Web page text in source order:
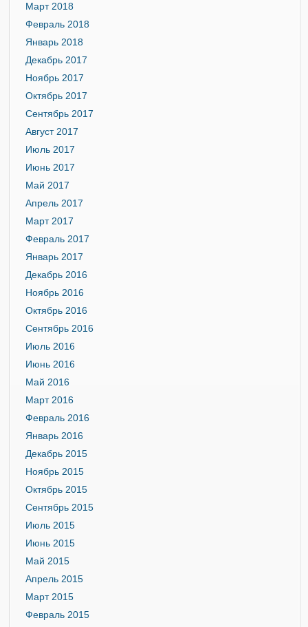
Март 2018
Февраль 2018
Январь 2018
Декабрь 2017
Ноябрь 2017
Октябрь 2017
Сентябрь 2017
Август 2017
Июль 2017
Июнь 2017
Май 2017
Апрель 2017
Март 2017
Февраль 2017
Январь 2017
Декабрь 2016
Ноябрь 2016
Октябрь 2016
Сентябрь 2016
Июль 2016
Июнь 2016
Май 2016
Март 2016
Февраль 2016
Январь 2016
Декабрь 2015
Ноябрь 2015
Октябрь 2015
Сентябрь 2015
Июль 2015
Июнь 2015
Май 2015
Апрель 2015
Март 2015
Февраль 2015